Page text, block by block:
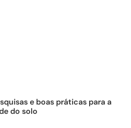
e boas práticas para a
do solo